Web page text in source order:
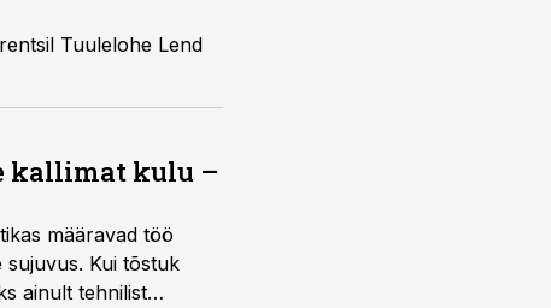
Tuulelohe Lend
kallimat kulu –
määravad töö
sujuvus. Kui tõstuk
ainult tehnilist